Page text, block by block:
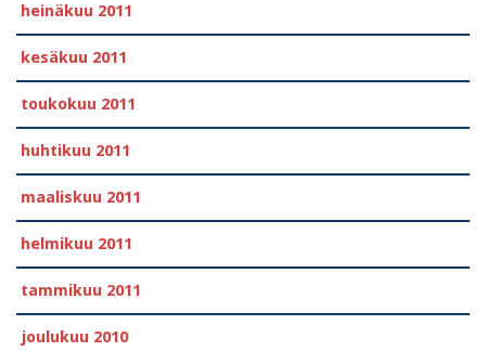
heinäkuu 2011
kesäkuu 2011
toukokuu 2011
huhtikuu 2011
maaliskuu 2011
helmikuu 2011
tammikuu 2011
joulukuu 2010